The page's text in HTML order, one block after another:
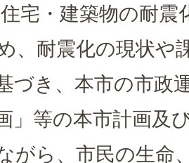
宅・建築物の耐震
、耐震化の現状や
づき、本市の市政
」等の本市計画及
がら、市民の生命